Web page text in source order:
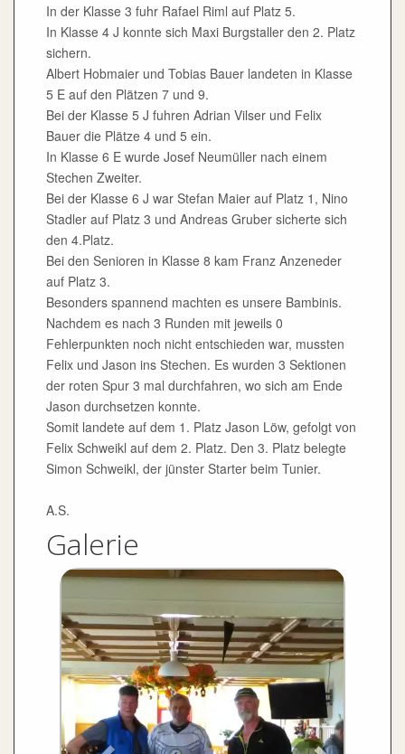
In der Klasse 3 fuhr Rafael Riml auf Platz 5.
In Klasse 4 J konnte sich Maxi Burgstaller den 2. Platz
sichern.
Albert Hobmaier und Tobias Bauer landeten in Klasse
5 E auf den Plätzen 7 und 9.
Bei der Klasse 5 J fuhren Adrian Vilser und Felix
Bauer die Plätze 4 und 5 ein.
In Klasse 6 E wurde Josef Neumüller nach einem
Stechen Zweiter.
Bei der Klasse 6 J war Stefan Maier auf Platz 1, Nino
Stadler auf Platz 3 und Andreas Gruber sicherte sich
den 4.Platz.
Bei den Senioren in Klasse 8 kam Franz Anzeneder
auf Platz 3.
Besonders spannend machten es unsere Bambinis.
Nachdem es nach 3 Runden mit jeweils 0
Fehlerpunkten noch nicht entschieden war, mussten
Felix und Jason ins Stechen. Es wurden 3 Sektionen
der roten Spur 3 mal durchfahren, wo sich am Ende
Jason durchsetzen konnte.
Somit landete auf dem 1. Platz Jason Löw, gefolgt von
Felix Schweikl auf dem 2. Platz. Den 3. Platz belegte
Simon Schweikl, der jünster Starter beim Tunier.
A.S.
Galerie